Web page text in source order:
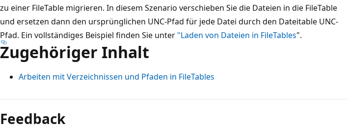
zu einer FileTable migrieren. In diesem Szenario verschieben Sie die Dateien in die FileTable
und ersetzen dann den ursprünglichen UNC-Pfad für jede Datei durch den Dateitable UNC-
Pfad. Ein vollständiges Beispiel finden Sie unter "Laden von Dateien in FileTables".
Zugehöriger Inhalt
Arbeiten mit Verzeichnissen und Pfaden in FileTables
Lesemodus
deaktiviert
Feedback